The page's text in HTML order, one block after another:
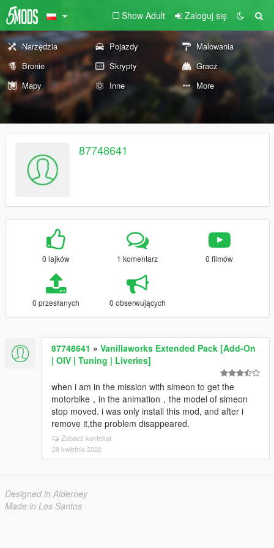
Show Adult Zaloguj się
Narzędzia Pojazdy
Malowania
Bronie
Skrypty
Gracz
Mapy
Inne More
87748641
0 lajków 1 komentarz 0 filmów
0 przesłanych 0 obserwujących
87748641 » Vanillaworks Extended Pack [Add-On
| OIV | Tuning | Liveries]
when i am in the mission with simeon to get the
motorbike，in the animation，the model of simeon
stop moved. i was only install this mod, and after i
remove it,the problem disappeared.
Zobacz kontekst
28 kwietnia 2022
Designed in Alderney
Made in Los Santos